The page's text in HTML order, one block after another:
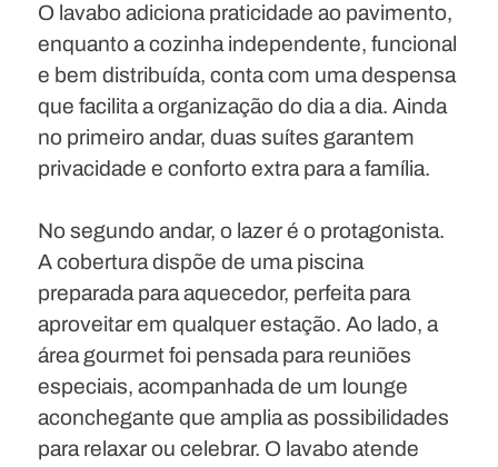
O lavabo adiciona praticidade ao pavimento,
enquanto a cozinha independente, funcional
e bem distribuída, conta com uma despensa
que facilita a organização do dia a dia. Ainda
no primeiro andar, duas suítes garantem
privacidade e conforto extra para a família.
No segundo andar, o lazer é o protagonista.
A cobertura dispõe de uma piscina
preparada para aquecedor, perfeita para
aproveitar em qualquer estação. Ao lado, a
área gourmet foi pensada para reuniões
especiais, acompanhada de um lounge
aconchegante que amplia as possibilidades
para relaxar ou celebrar. O lavabo atende